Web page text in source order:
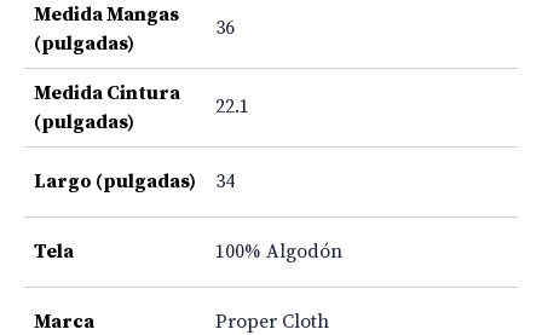
Medida Mangas
(pulgadas)
36
Medida Cintura
(pulgadas)
22.1
Largo (pulgadas) 34
Tela 100% Algodón
Marca Proper Cloth